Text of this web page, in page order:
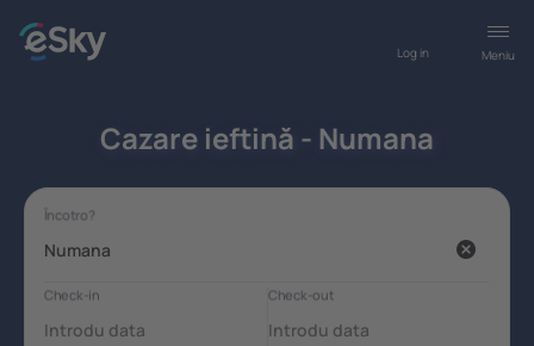
Meniu
Log in
Cazare ieftină - Numana